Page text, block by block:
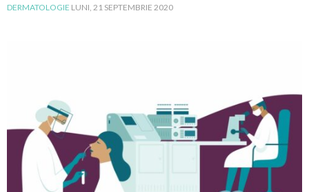
DERMATOLOGIE LUNI, 21 SEPTEMBRIE 2020